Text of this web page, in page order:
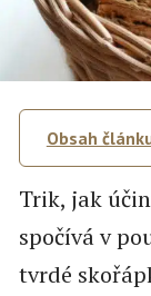
Obsah
Trik, jak
spočívá v
tvrdé